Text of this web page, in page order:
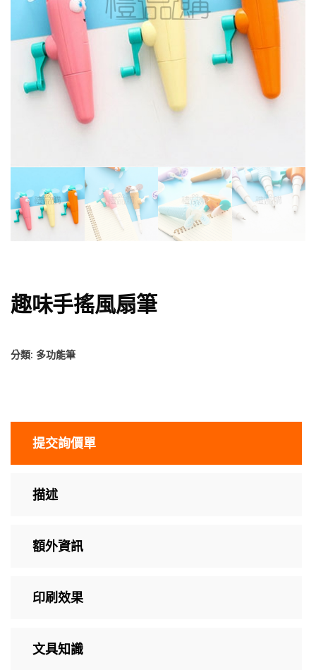
趣味手搖風扇筆
分類: 多功能筆
提交詢價單
描述
額外資訊
印刷效果
文具知識